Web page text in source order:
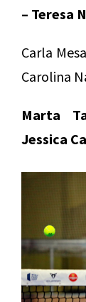
– Teresa
Carla
Carolina
Marta
Jessica